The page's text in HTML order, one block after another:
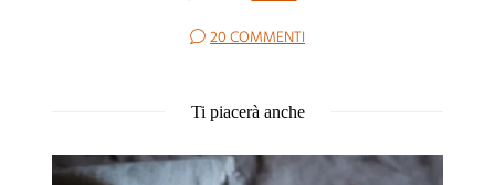
20 COMMENTI
Ti piacerà anche